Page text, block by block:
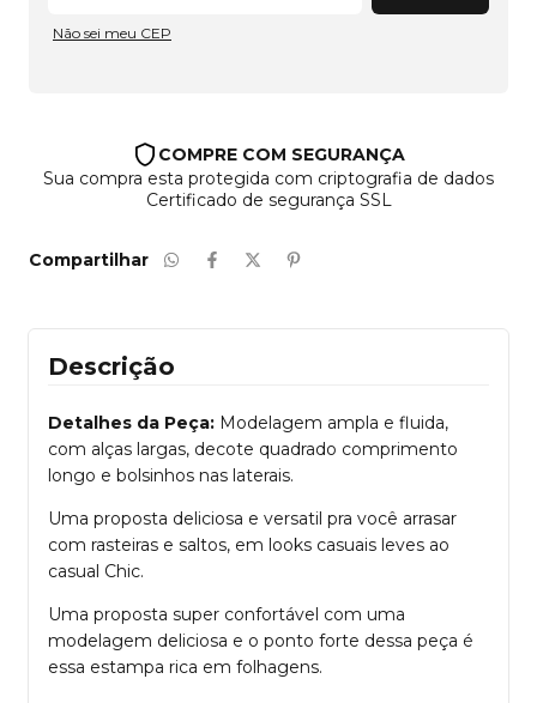
Não sei meu CEP
COMPRE COM SEGURANÇA
Sua compra esta protegida com criptografia de dados
Certificado de segurança SSL
Compartilhar
Descrição
Detalhes da Peça: Modelagem ampla e fluida,
com alças largas, decote quadrado comprimento
longo e bolsinhos nas laterais.
Uma proposta deliciosa e versatil pra você arrasar
com rasteiras e saltos, em looks casuais leves ao
casual Chic.
Uma proposta super confortável com uma
modelagem deliciosa e o ponto forte dessa peça é
essa estampa rica em folhagens.